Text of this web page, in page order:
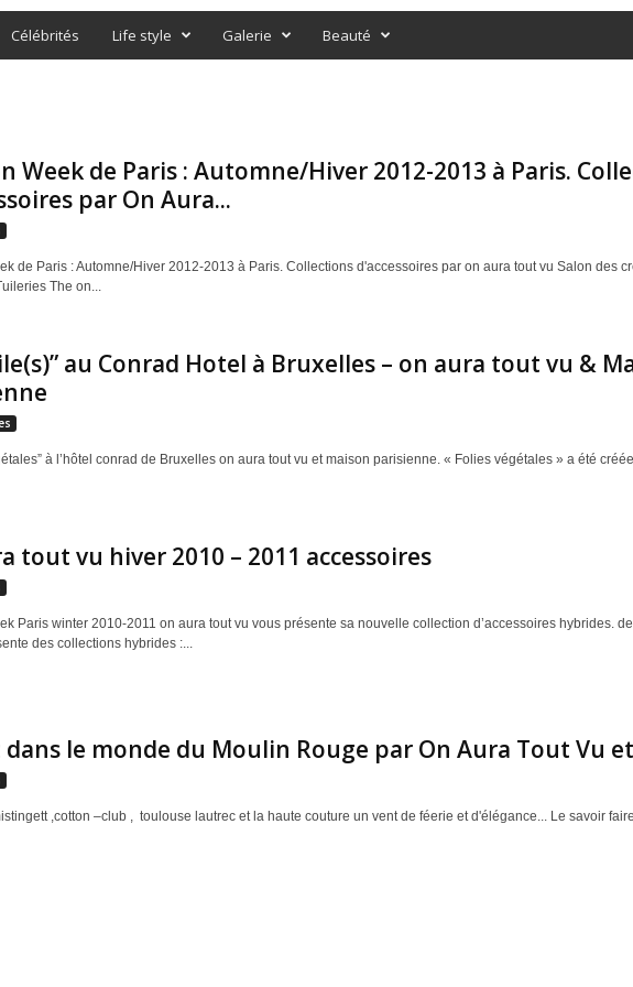
Célébrités Life style Galerie Beauté
Week de Paris : Automne/Hiver 2012-2013 à Paris.
par On Aura...
de Paris : Automne/Hiver 2012-2013 à Paris. Collections d'accessoires par on aura tout vu Salon des
The on...
au Conrad Hotel à Bruxelles – on aura tout vu &
à l’hôtel conrad de Bruxelles on aura tout vu et maison parisienne. « Folies végétales » a été créée
tout vu hiver 2010 – 2011 accessoires
Paris winter 2010-2011 on aura tout vu vous présente sa nouvelle collection d’accessoires hybrides.
des collections hybrides :...
dans le monde du Moulin Rouge par On Aura Tout Vu
,cotton –club , toulouse lautrec et la haute couture un vent de féerie et d'élégance... Le savoir